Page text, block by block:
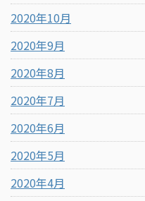
2020年10月
2020年9月
2020年8月
2020年7月
2020年6月
2020年5月
2020年4月